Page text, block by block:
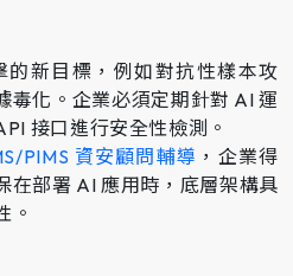
新目標，例如對抗性樣本攻
毒化。企業必須定期針對 AI 運
接口進行安全性檢測。
PIMS 資安顧問輔導 ，企業得
在部署 AI 應用時，底層架構具
。